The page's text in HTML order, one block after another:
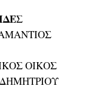
ΟΙΚΟΣ